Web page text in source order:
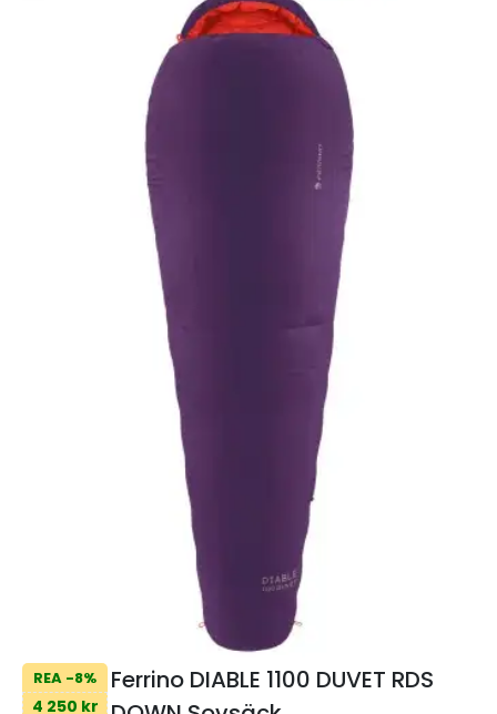
REA -8%
4 250 kr
Ferrino DIABLE 1100 DUVET RDS